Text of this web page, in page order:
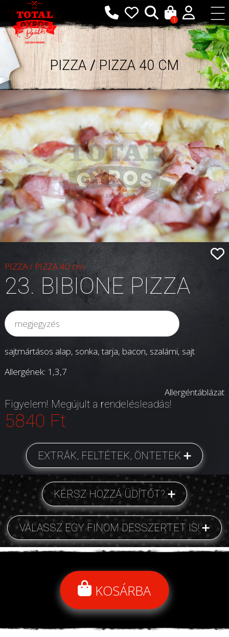
1
PIZZA/PIZZA 40 CM
PIZZA/ PIZZA 40 cm
23. BIBIONE PIZZA
sajtmártásos alap, sonka, tarja, bacon, szalámi, sajt
Allergének: 1,3,7
Allergéntáblázat
Figyelem! Megújult a rendelésleadás!
5840 Ft
EXTRÁK, FELTÉTEK, ÖNTETEK
KÉRSZ HOZZÁ ÜDÍTŐT?
VÁLASSZ EGY FINOM DESSZERTET IS!
KOSÁRBA